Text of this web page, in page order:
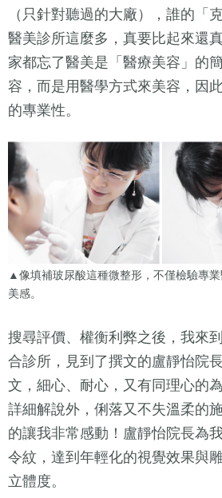
（只針對聽過的大廠），誰的「
醫美診所這麼多，真要比起來還
家都忘了醫美是「醫療美容」的
容，而是用醫學方式來美容，因
的專業性。
▲像填補玻尿酸這種微整形，不僅檢驗專
美感。
搜尋評價、權衡利弊之後，我來
合診所，見到了撰文的盧靜怡院
文，細心、耐心，又有同理心的
詳細解說外，俐落又不失溫柔的
的讓我非常感動！盧靜怡院長為
令紋，達到年輕化的視覺效果與
立體度。